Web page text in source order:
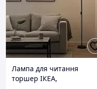
Лампа для читання
торшер ІКЕА,